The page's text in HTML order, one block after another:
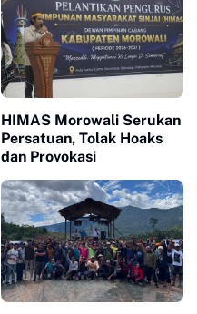
HIMAS Morowali Serukan
Persatuan, Tolak Hoaks
dan Provokasi